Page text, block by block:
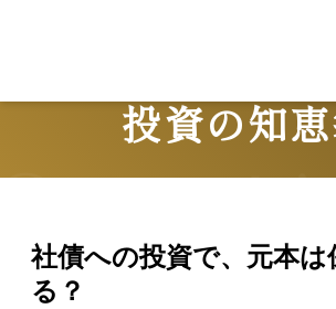
投資の知
社債への投資で、元本は
る？